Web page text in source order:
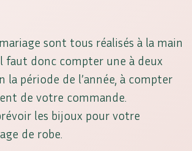
sont tous réalisés à la main
faut donc compter une à deux
la période de l’année, à compter
de votre commande.
les bijoux pour votre
de robe.